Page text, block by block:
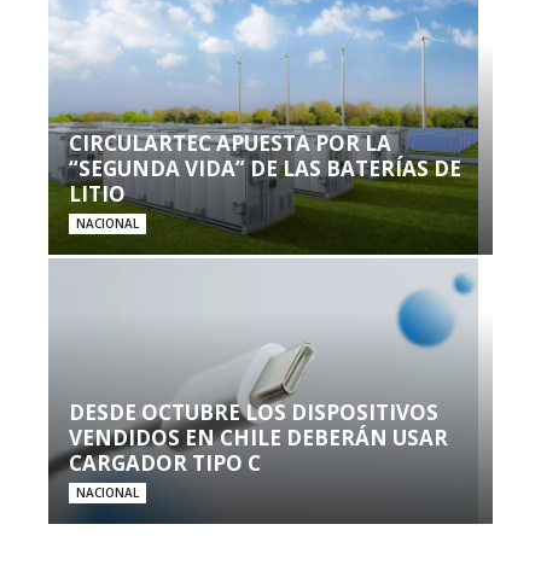
CIRCULARTEC APUESTA POR LA
“SEGUNDA VIDA” DE LAS BATERÍAS DE
LITIO
NACIONAL
DESDE OCTUBRE LOS DISPOSITIVOS
VENDIDOS EN CHILE DEBERÁN USAR
CARGADOR TIPO C
NACIONAL